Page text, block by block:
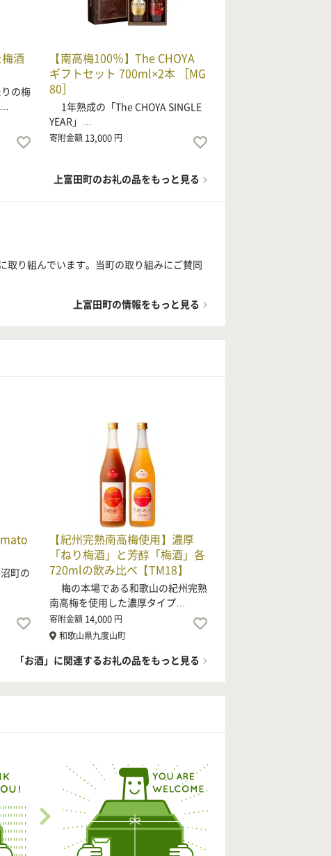
酒
の梅
【南高梅100％】The CHOYA
ギフトセット 700ml×2本 ［MG
80］
1年熟成の「The CHOYA SINGLE
YEAR」…
寄附金額 13,000 円
上富田町のお礼の品をもっと見る
取り組んでいます。当町の取り組みにご賛同
上富田町の情報をもっと見る
町の
【紀州完熟南高梅使用】濃厚
「ねり梅酒」と芳醇「梅酒」各
720mlの飲み比べ【TM18】
梅の本場である和歌山の紀州完熟
南高梅を使用した濃厚タイプ…
寄附金額 14,000 円
和歌山県九度山町
「お酒」に関連するお礼の品をもっと見る